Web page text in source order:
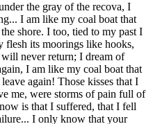
the gray of the recova, I
I am like my coal boat that
shore. I too, tied to my past I
flesh its moorings like hooks,
never return; I dream of
I am like my coal boat that
again! Those kisses that I
me, were storms of pain full of
is that I suffered, that I fell
I only know that your